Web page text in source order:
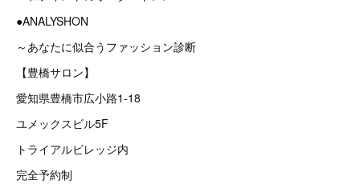
●ANALYSHON
～あなたに似合うファッション診断
【豊橋サロン】
愛知県豊橋市広小路1-18
ユメックスビル5F
トライアルビレッジ内
完全予約制